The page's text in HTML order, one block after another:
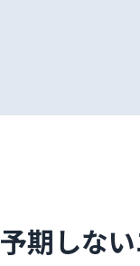
予期しな